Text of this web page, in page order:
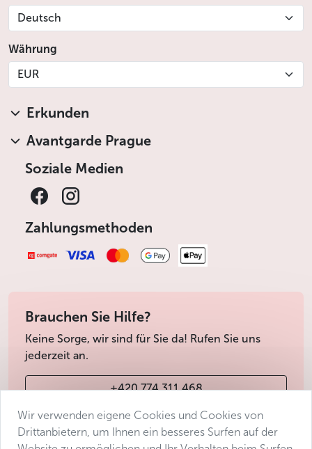
Deutsch
Währung
EUR
Erkunden
Avantgarde Prague
Soziale Medien
Zahlungsmethoden
Brauchen Sie Hilfe?
Keine Sorge, wir sind für Sie da! Rufen Sie uns
jederzeit an.
+420 774 311 468
info@avantgarde-prague.cz
Wir verwenden eigene Cookies und Cookies von
Drittanbietern, um Ihnen ein besseres Surfen auf der